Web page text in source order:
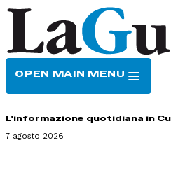
OPEN MAIN MENU
L'informazione quotidiana in
7 agosto 2026